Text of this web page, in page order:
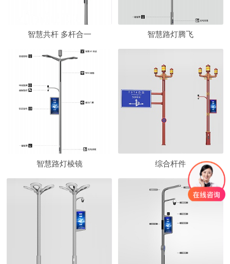
智慧共杆 多杆合一 智慧路灯腾飞
智慧路灯棱镜 综合杆件